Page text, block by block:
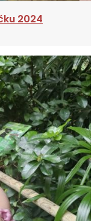
2024